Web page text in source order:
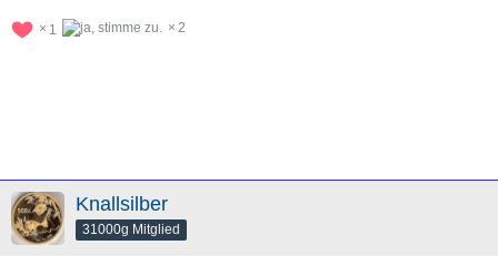
1 2
Knallsilber
31000g Mitglied